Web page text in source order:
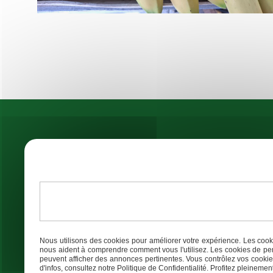
Adresse
8 Chem. de Rateau 24230 Lamothe-
Montravel
06 99
Nous utilisons des cookies pour améliorer votre expérience. Les
nous aident à comprendre comment vous l'utilisez. Les cookies de
peuvent afficher des annonces pertinentes. Vous contrôlez vos
d'infos, consultez notre Politique de Confidentialité. Profitez